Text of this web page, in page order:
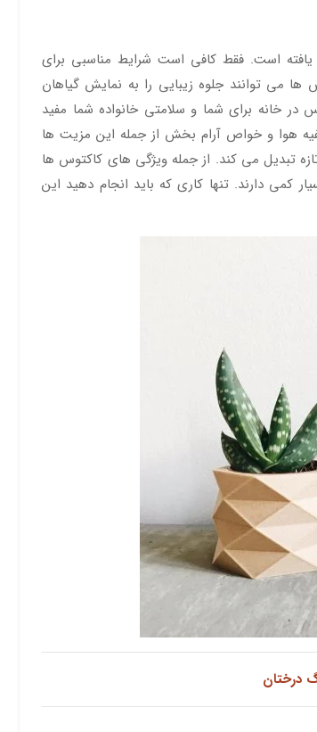
یافته است. فقط کافی است شرایط مناسبی برای
می توانند جلوه زیبایی را به نمایش گیاهان
خانه برای شما و سلامتی خانواده شما مفید
هوا و خواص آرام بخش از جمله این مزیت ها
تبدیل می کند. از جمله ویژگی های کاکتوس ها
کمی دارند. تنها کاری که باید انجام دهید این
درختان